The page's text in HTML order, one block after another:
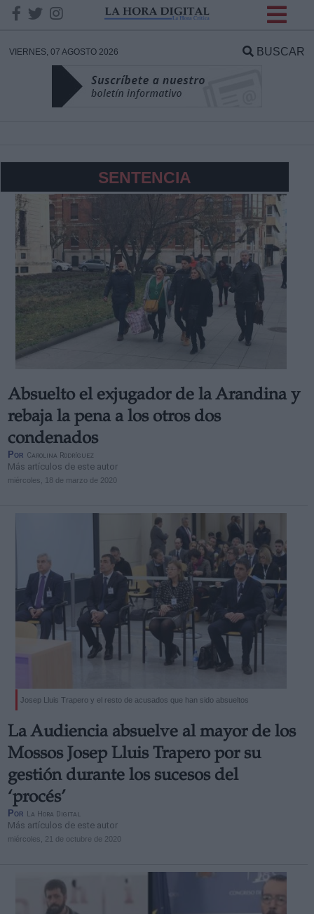
VIERNES, 07 AGOSTO 2026 BUSCAR
SENTENCIA
Absuelto el exjugador de la Arandina y
rebaja la pena a los otros dos
condenados
Por Carolina Rodríguez
Más artículos de este autor
miércoles, 18 de marzo de 2020
Josep Lluis Trapero y el resto de acusados que han sido absueltos
La Audiencia absuelve al mayor de los
Mossos Josep Lluis Trapero por su
gestión durante los sucesos del
‘procés’
Por La Hora Digital
Más artículos de este autor
miércoles, 21 de octubre de 2020
DATOS
Responsable:
Datos tratados:
Legitimación:
Destinatarios:
Derechos:
Información adicional
link